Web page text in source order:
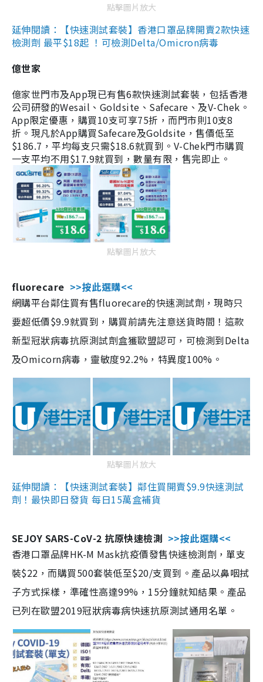
點擊圖片放大
延伸閱讀：【快速測試套裝】香港口罩品牌開賣2款快速
檢測劑 最平$18起 ！可檢測Delta/Omicron病毒
億世家
億家世門市及App現已有售6款快速測試套裝，包括香港
公司研發的Wesail、Goldsite、Safecare、及V-Chek。
App限定優惠，購買10支可享75折，而門市則10支8
折。現凡於App購買Safecare及Goldsite，售價低至
$186.7，平均每支只需$18.6就買到。V-Chek門市購買
一支平均不用$17.9就買到，數量有限，售完即止。
點擊圖片放大
fluorecare >>按此選購<<
網購平台鄰住買有售fluorecare的快速測試劑，現時只
要超低價$9.9就買到，購買前請先注意送貨時間！這款
新型冠狀病毒抗原測試劑盒獲歐盟認可，可檢測到Delta
及Omicorn病毒，靈敏度92.2%，特異度100%。
點擊圖片放大
延伸閱讀：【快速測試套裝】鄰住買開賣$9.9快速測試
劑！最快即日發貨 每日15萬盒補貨
SEJOY SARS-CoV-2 抗原快速檢測 >>按此選購<<
香港口罩品牌HK-M Mask抗疫價發售快速檢測劑，單支
裝$22，而購買500套裝低至$20/支買到。產品以鼻咽拭
子方式採樣，準確性高達99%，15分鐘就知結果。產品
已列在歐盟2019冠狀病毒病快速抗原測試通用名單。